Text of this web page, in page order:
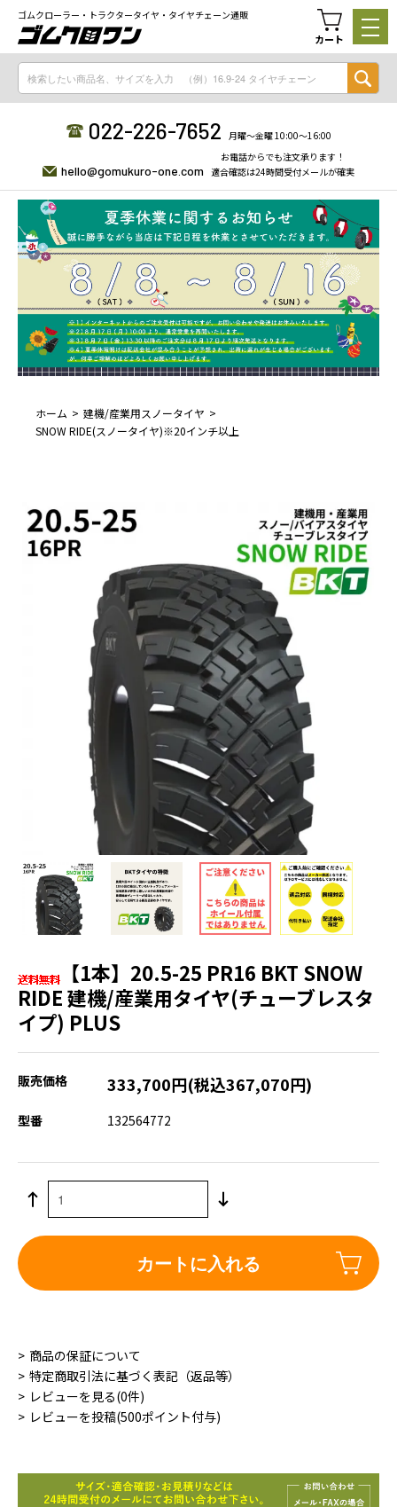
ゴムクローラー・トラクタータイヤ・タイヤチェーン通販
カート
022-226-7652 月曜〜金曜 10:00〜16:00
hello@gomukuro-one.com
お電話からでも注文承ります！
適合確認は24時間受付メールが確実
ホーム
建機/産業用スノータイヤ
SNOW RIDE(スノータイヤ)※20インチ以上
【1本】20.5-25 PR16 BKT SNOW
RIDE 建機/産業用タイヤ(チューブレスタ
イプ) PLUS
販売価格 333,700円(税込367,070円)
型番 132564772
カートに入れる
商品の保証について
特定商取引法に基づく表記（返品等）
レビューを見る(0件)
レビューを投稿(500ポイント付与)